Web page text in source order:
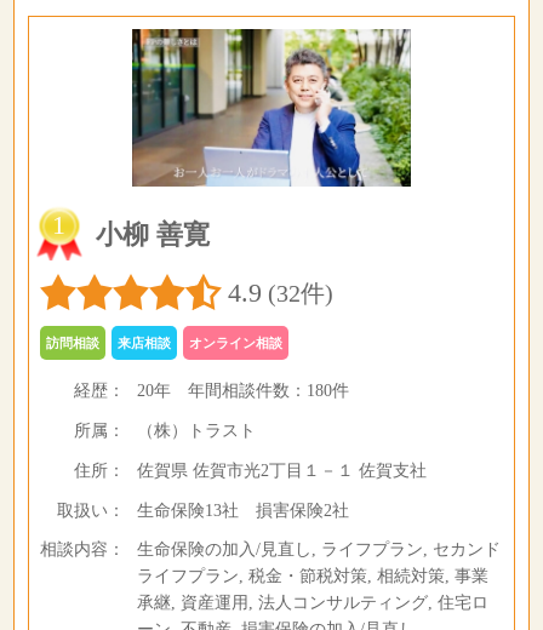
1
小柳 善寛
4.9 (32件)
訪問相談 来店相談 オンライン相談
経歴： 20年年間相談件数： 180件
所属： （株）トラスト
住所： 佐賀県 佐賀市光2丁目１－１ 佐賀支社
取扱い： 生命保険13社 損害保険2社
相談内容：
生命保険の加入/見直し, ライフプラン, セカンド
ライフプラン, 税金・節税対策, 相続対策, 事業
承継, 資産運用, 法人コンサルティング, 住宅ロ